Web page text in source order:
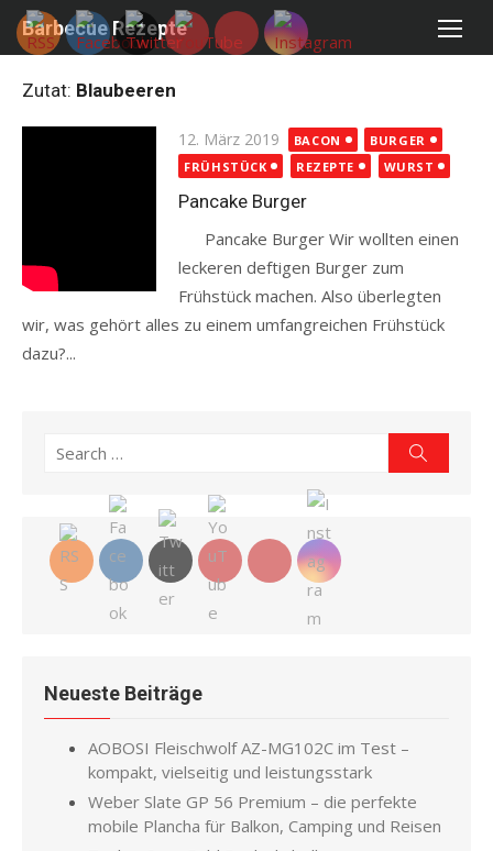
Skip
Barbecue Rezepte
Zutat: Blaubeeren
Posted
on
12. März 2019 BACON
BURGER
FRÜHSTÜCK
REZEPTE WURST
Pancake Burger
Pancake Burger Wir wollten einen
leckeren deftigen Burger zum
Frühstück machen. Also überlegten
wir, was gehört alles zu einem umfangreichen Frühstück
dazu?...
Search
Neueste Beiträge
AOBOSI Fleischwolf AZ-MG102C im Test –
kompakt, vielseitig und leistungsstark
Weber Slate GP 56 Premium – die perfekte
mobile Plancha für Balkon, Camping und Reisen